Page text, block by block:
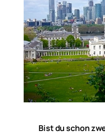
Bist du schon